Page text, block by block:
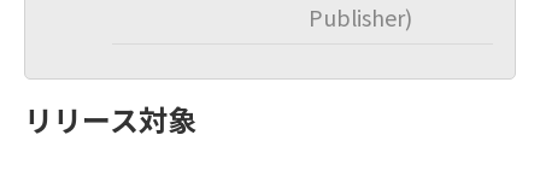
Publisher)
リリース対象